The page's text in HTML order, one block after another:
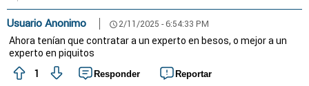
Usuario Anonimo schedule2/11/2025 - 6:54:33 PM
Ahora tenían que contratar a un experto en besos, o mejor a un
experto en piquitos
1
Responder Reportar